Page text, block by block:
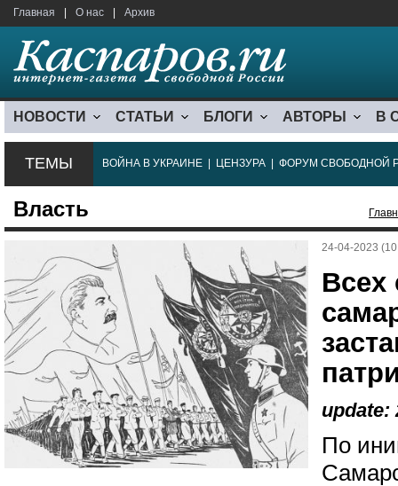
Главная О нас Архив
НОВОСТИ СТАТЬИ БЛОГИ АВТОРЫ В
ТЕМЫ ВОЙНА В УКРАИНЕ ЦЕНЗУРА ФОРУМ СВОБОДНОЙ
Власть
24-04-2023
Всех
update:
По